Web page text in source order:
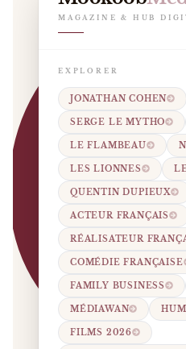
MAGAZINE & HUB
EXPLORER
JONATHAN COHEN
SERGE LE MYTHO
LE FLAMBEAU
LES LIONNES
QUENTIN DUPIEUX
ACTEUR FRANÇAIS
RÉALISATEUR
COMÉDIE FRANÇAISE
FAMILY BUSINESS
MÉDIAWAN
FILMS 2026